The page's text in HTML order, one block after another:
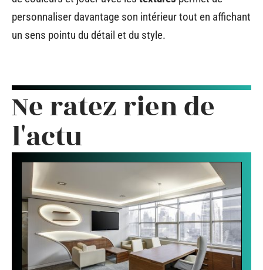
personnaliser davantage son intérieur tout en affichant
un sens pointu du détail et du style.
Ne ratez rien de
l'actu